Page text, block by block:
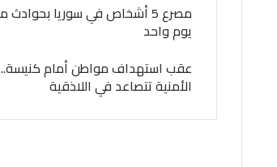
مصرع 5 أشخاص في سوريا
يوم واحد
عقب استهداف مواطن أمام كنيسة..
الأمنية تتصاعد في اللاذقية